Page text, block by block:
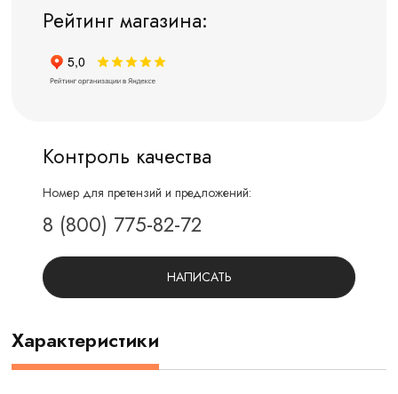
Рейтинг магазина:
Контроль качества
Номер для претензий и предложений:
8 (800) 775-82-72
НАПИСАТЬ
Характеристики